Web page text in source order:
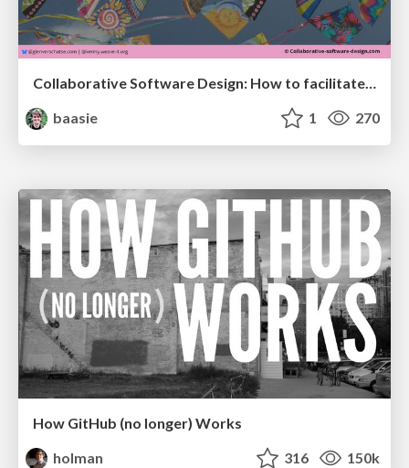
baasie
1 270
How GitHub (no longer) Works
holman
316 150k